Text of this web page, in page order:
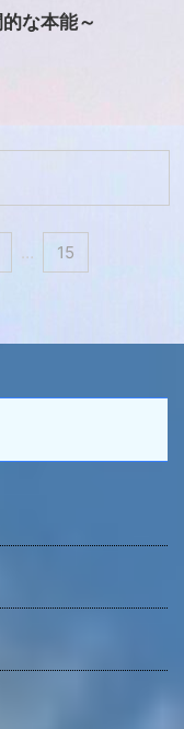
な本能～
… 15